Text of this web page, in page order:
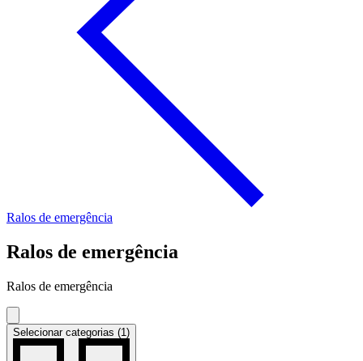
Ralos de emergência
Ralos de emergência
Ralos de emergência
Selecionar categorias (1)